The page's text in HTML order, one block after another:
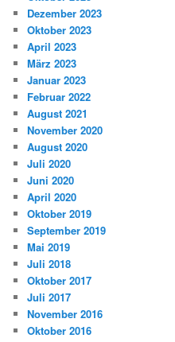
Dezember 2023
Oktober 2023
April 2023
März 2023
Januar 2023
Februar 2022
August 2021
November 2020
August 2020
Juli 2020
Juni 2020
April 2020
Oktober 2019
September 2019
Mai 2019
Juli 2018
Oktober 2017
Juli 2017
November 2016
Oktober 2016